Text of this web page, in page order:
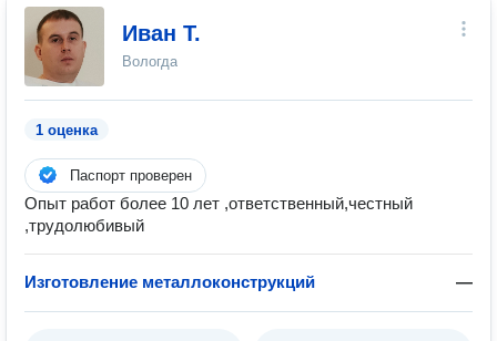
Иван Т.
Вологда
1 оценка
Паспорт проверен
Опыт работ более 10 лет ,ответственный,честный
,трудолюбивый
Изготовление металлоконструкций —